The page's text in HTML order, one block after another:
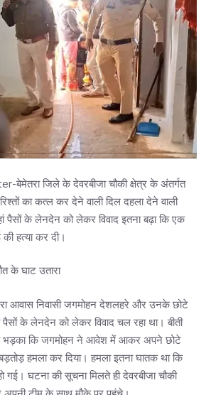
जिले के देवरबीजा चौकी क्षेत्र के अंतर्गत
का कत्ल कर देने वाली दिल दहला देने वाली
पैसों के लेनदेन को लेकर विवाद इतना बढ़ा कि एक
हत्या कर दी।
के घाट उतारा
आवास निवासी जगमोहन देशलहरे और उनके छोटे
के लेनदेन को लेकर विवाद चल रहा था। बीती
भड़का कि जगमोहन ने आवेश में आकर अपने छोटे
हमला कर दिया। हमला इतना घातक था कि
गई। घटना की सूचना मिलते ही देवरबीजा चौकी